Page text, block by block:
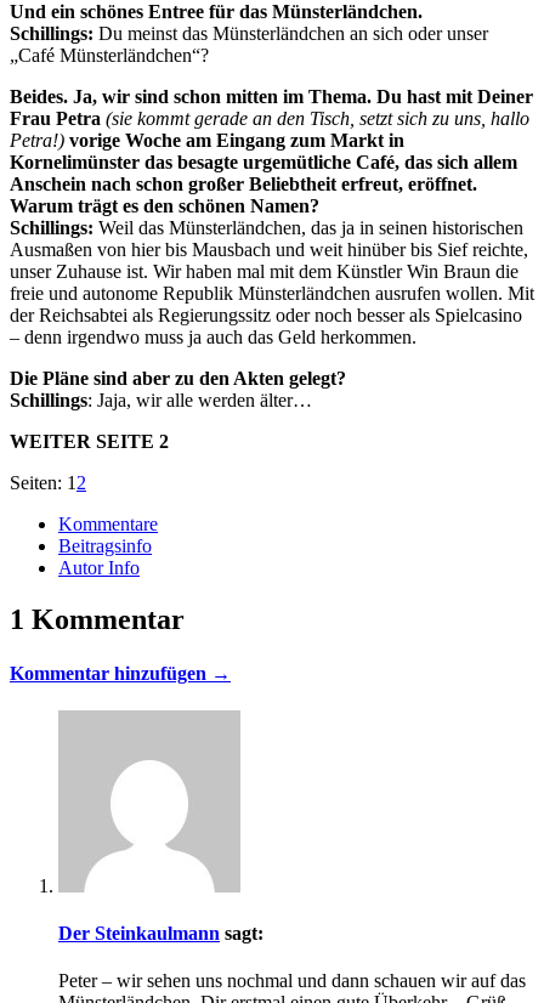
Und ein schönes Entree für das Münsterländchen.
Schillings: Du meinst das Münsterländchen an sich oder unser
„Café Münsterländchen“?
Beides. Ja, wir sind schon mitten im Thema. Du hast mit Deiner
Frau Petra (sie kommt gerade an den Tisch, setzt sich zu uns, hallo
Petra!) vorige Woche am Eingang zum Markt in
Kornelimünster das besagte urgemütliche Café, das sich allem
Anschein nach schon großer Beliebtheit erfreut, eröffnet.
Warum trägt es den schönen Namen?
Schillings: Weil das Münsterländchen, das ja in seinen historischen
Ausmaßen von hier bis Mausbach und weit hinüber bis Sief reichte,
unser Zuhause ist. Wir haben mal mit dem Künstler Win Braun die
freie und autonome Republik Münsterländchen ausrufen wollen. Mit
der Reichsabtei als Regierungssitz oder noch besser als Spielcasino
– denn irgendwo muss ja auch das Geld herkommen.
Die Pläne sind aber zu den Akten gelegt?
Schillings: Jaja, wir alle werden älter…
WEITER SEITE 2
Seiten: 12
Kommentare
Beitragsinfo
Autor Info
1 Kommentar
Kommentar hinzufügen →
Der Steinkaulmann sagt:
Peter – wir sehen uns nochmal und dann schauen wir auf das